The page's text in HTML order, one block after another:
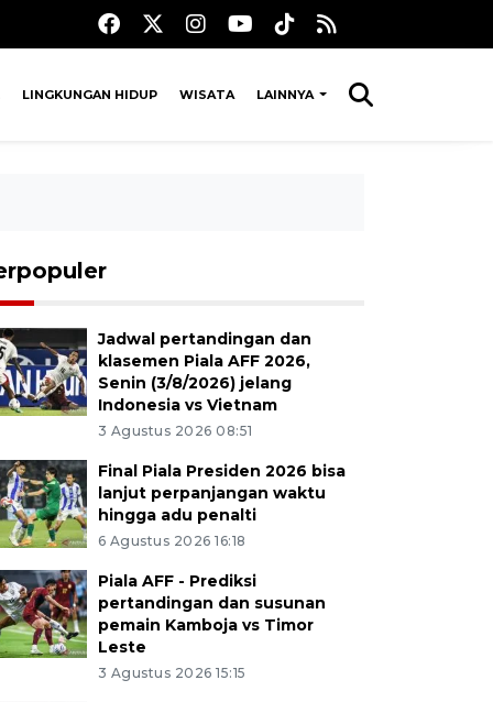
LINGKUNGAN HIDUP WISATA LAINNYA
Jadwal pertandingan dan
klasemen Piala AFF 2026,
Senin (3/8/2026) jelang
Indonesia vs Vietnam
3 Agustus 2026 08:51
Final Piala Presiden 2026 bisa
lanjut perpanjangan waktu
hingga adu penalti
6 Agustus 2026 16:18
Piala AFF - Prediksi
pertandingan dan susunan
pemain Kamboja vs Timor
Leste
3 Agustus 2026 15:15